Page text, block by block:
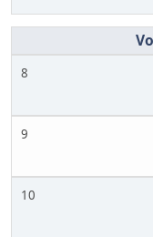
8
9
10